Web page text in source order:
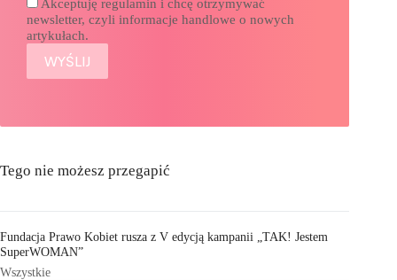
Akceptuję regulamin i chcę otrzymywać
newsletter, czyli informacje handlowe o nowych
artykułach.
Tego nie możesz przegapić
Fundacja Prawo Kobiet rusza z V edycją kampanii „TAK! Jestem
SuperWOMAN”
Wszystkie